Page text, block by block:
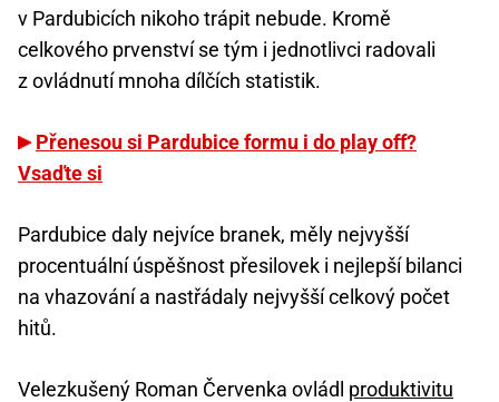
v Pardubicích nikoho trápit nebude. Kromě
celkového prvenství se tým i jednotlivci radovali
z ovládnutí mnoha dílčích statistik.
Přenesou si Pardubice formu i do play off?
Vsaďte si
Pardubice daly nejvíce branek, měly nejvyšší
procentuální úspěšnost přesilovek i nejlepší bilanci
na vhazování a nastřádaly nejvyšší celkový počet
hitů.
Velezkušený Roman Červenka ovládl produktivitu